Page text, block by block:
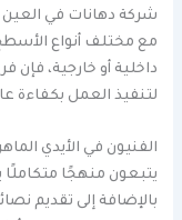
شركة دهانات في
مع مختلف أنواع
داخلية أو خارجية، فإن
لتنفيذ العمل بكفاءة
الفنيون في الأيدي
يتبعون منهجًا
بالإضافة إلى تقديم